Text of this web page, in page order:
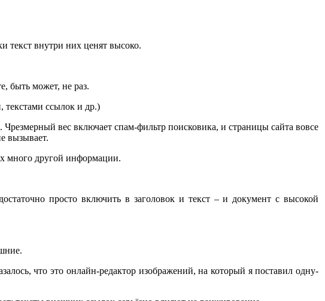
текст внутри них ценят высоко.
быть может, не раз.
текстами ссылок и др.)
вес включает спам-фильтр поисковика, и страницы сайта вовсе
вызывает.
много другой информации.
просто включить в заголовок и текст – и документ с высокой
что это онлайн-редактор изображений, на который я поставил одну-